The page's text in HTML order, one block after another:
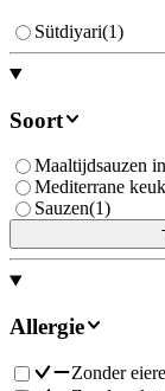
Sütdiyari(1)
Soort
Maaltijdsauzen
Mediterrane
Sauzen(1)
Allergie
Zonder